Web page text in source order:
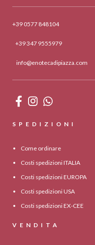
+39 0577 848104
+39 347 9555979
info@enotecadipiazza.com
SPEDIZIONI
Come ordinare
Costi spedizioni ITALIA
Costi spedizioni EUROPA
Costi spedizioni USA
Costi spedizioni EX-CEE
VENDITA